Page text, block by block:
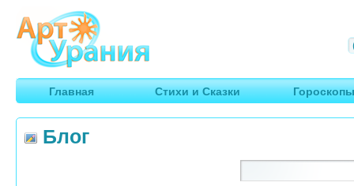
АртУрания
Умные гороскопы, творчество, путешествия
Главная Стихи и Сказки Гороскопы
Блог